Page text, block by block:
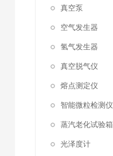
真空泵
空气发生器
氢气发生器
真空脱气仪
熔点测定仪
智能微粒检测仪
蒸汽老化试验箱
光泽度计